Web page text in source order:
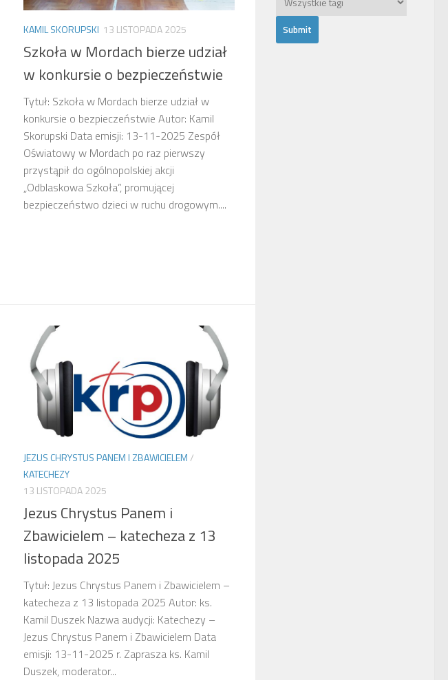
KAMIL SKORUPSKI 13 LISTOPADA 2025
Szkoła w Mordach bierze udział
w konkursie o bezpieczeństwie
Tytuł: Szkoła w Mordach bierze udział w
konkursie o bezpieczeństwie Autor: Kamil
Skorupski Data emisji: 13-11-2025 Zespół
Oświatowy w Mordach po raz pierwszy
przystąpił do ogólnopolskiej akcji
„Odblaskowa Szkoła”, promującej
bezpieczeństwo dzieci w ruchu drogowym....
JEZUS CHRYSTUS PANEM I ZBAWICIELEM/
KATECHEZY
13 LISTOPADA 2025
Jezus Chrystus Panem i
Zbawicielem – katecheza z 13
listopada 2025
Tytuł: Jezus Chrystus Panem i Zbawicielem –
katecheza z 13 listopada 2025 Autor: ks.
Kamil Duszek Nazwa audycji: Katechezy –
Jezus Chrystus Panem i Zbawicielem Data
emisji: 13-11-2025 r. Zaprasza ks. Kamil
Duszek, moderator...